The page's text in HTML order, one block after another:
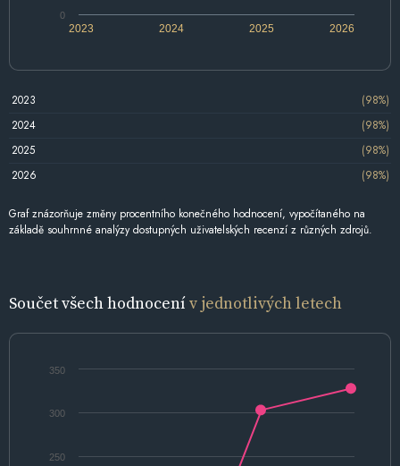
2024 2026
2023 2025
0
2023
(98%)
2024
(98%)
2025
(98%)
2026
(98%)
Graf znázorňuje změny procentního konečného hodnocení, vypočítaného na
základě souhrnné analýzy dostupných uživatelských recenzí z různých zdrojů.
Součet všech hodnocenív jednotlivých letech
250
300
350